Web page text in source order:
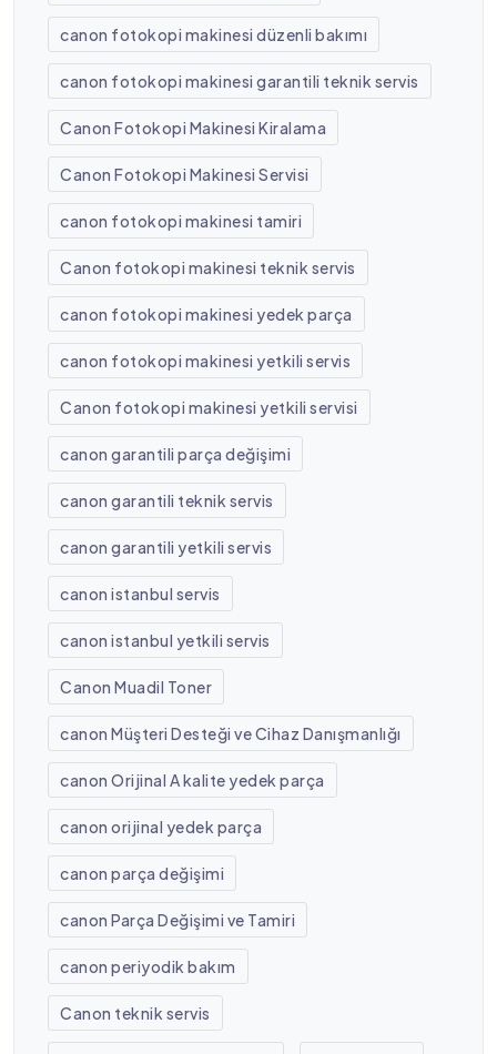
canon fotokopi makinesi düzenli bakımı
canon fotokopi makinesi garantili teknik servis
Canon Fotokopi Makinesi Kiralama
Canon Fotokopi Makinesi Servisi
canon fotokopi makinesi tamiri
Canon fotokopi makinesi teknik servis
canon fotokopi makinesi yedek parça
canon fotokopi makinesi yetkili servis
Canon fotokopi makinesi yetkili servisi
canon garantili parça değişimi
canon garantili teknik servis
canon garantili yetkili servis
canon istanbul servis
canon istanbul yetkili servis
Canon Muadil Toner
canon Müşteri Desteği ve Cihaz Danışmanlığı
canon Orijinal A kalite yedek parça
canon orijinal yedek parça
canon parça değişimi
canon Parça Değişimi ve Tamiri
canon periyodik bakım
Canon teknik servis